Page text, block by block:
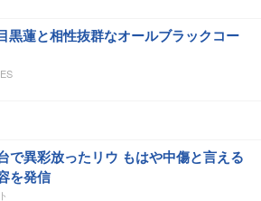
黒蓮と相性抜群なオールブラックコー
で異彩放ったリウ もはや中傷と言える
を発信